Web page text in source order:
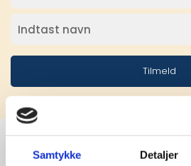
Samtykke Detaljer
Tilmeld